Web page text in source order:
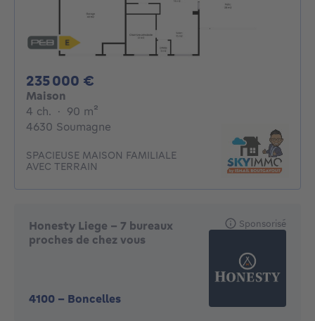
235 000 €
Maison
4 ch. 4 chambres
· 90 m²
4630 Soumagne
SPACIEUSE MAISON FAMILIALE
AVEC TERRAIN
Honesty Liege - 7 bureaux
proches de chez vous
4100 - Boncelles
Sponsorisé